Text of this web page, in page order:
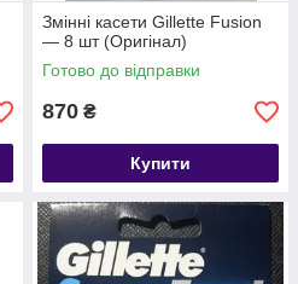
Змінні касети Gillette Fusion
— 8 шт (Оригінал)
Готово до відправки
870 ₴
Купити